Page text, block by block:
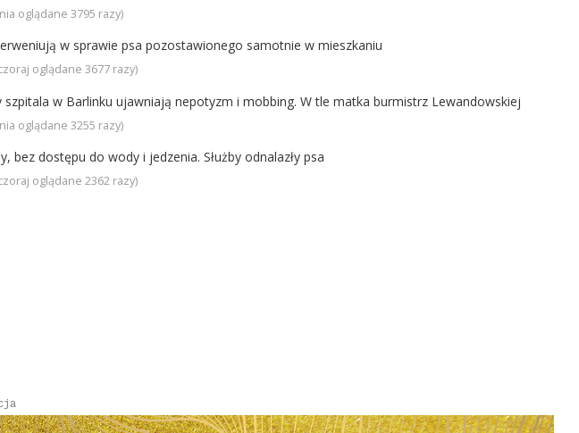
oglądane 3795 razy)
w sprawie psa pozostawionego samotnie w mieszkaniu
oglądane 3677 razy)
szpitala w Barlinku ujawniają nepotyzm i mobbing. W tle matka burmistrz Lewandowskiej
oglądane 3255 razy)
bez dostępu do wody i jedzenia. Służby odnalazły psa
oglądane 2362 razy)